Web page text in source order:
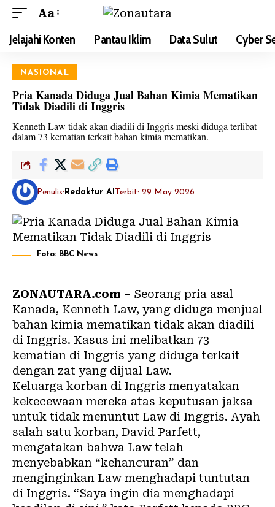
Aa
Jelajahi Konten Pantau Iklim Data Sulut Cyber
NASIONAL
Pria Kanada Diduga Jual Bahan Kimia Mematikan
Tidak Diadili di Inggris
Kenneth Law tidak akan diadili di Inggris meski diduga terlibat
dalam 73 kematian terkait bahan kimia mematikan.
Penulis: Redaktur AI Terbit: 29 May 2026
Foto: BBC News
ZONAUTARA.com – Seorang pria asal
Kanada, Kenneth Law, yang diduga menjual
bahan kimia mematikan tidak akan diadili
di Inggris. Kasus ini melibatkan 73
kematian di Inggris yang diduga terkait
dengan zat yang dijual Law.
Keluarga korban di Inggris menyatakan
kekecewaan mereka atas keputusan jaksa
untuk tidak menuntut Law di Inggris. Ayah
salah satu korban, David Parfett,
mengatakan bahwa Law telah
menyebabkan “kehancuran” dan
menginginkan Law menghadapi tuntutan
di Inggris. “Saya ingin dia menghadapi